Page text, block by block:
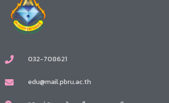
032-708621
edu@mail.pbru.ac.th